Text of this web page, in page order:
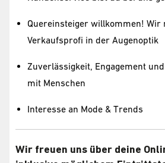
Quereinsteiger willkommen! Wir
Verkaufsprofi in der Augenoptik
Zuverlässigkeit, Engagement
mit Menschen
Interesse an Mode & Trends
Wir freuen uns über deine